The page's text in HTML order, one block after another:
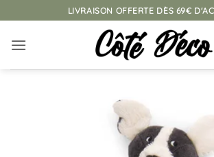
au
contenu
LIVRAISON OFFERTE DÈS 69€